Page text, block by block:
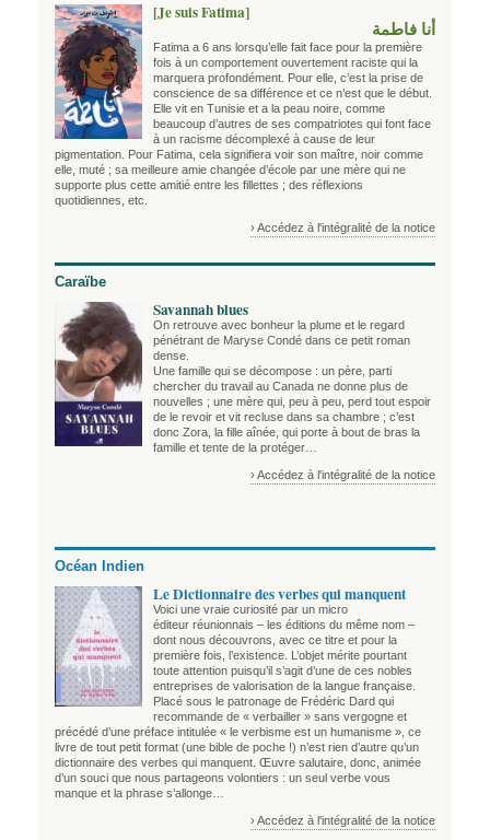
[Je suis Fatima]
أنا فاطمة
Fatima a 6 ans lorsqu’elle fait face pour la première
fois à un comportement ouvertement raciste qui la
marquera profondément. Pour elle, c’est la prise de
conscience de sa différence et ce n’est que le début.
Elle vit en Tunisie et a la peau noire, comme
beaucoup d’autres de ses compatriotes qui font face
à un racisme décomplexé à cause de leur
pigmentation. Pour Fatima, cela signifiera voir son maître, noir comme
elle, muté ; sa meilleure amie changée d’école par une mère qui ne
supporte plus cette amitié entre les fillettes ; des réflexions
quotidiennes, etc.
› Accédez à l'intégralité de la notice
Caraïbe
Savannah blues
On retrouve avec bonheur la plume et le regard
pénétrant de Maryse Condé dans ce petit roman
dense.
Une famille qui se décompose : un père, parti
chercher du travail au Canada ne donne plus de
nouvelles ; une mère qui, peu à peu, perd tout espoir
de le revoir et vit recluse dans sa chambre ; c’est
donc Zora, la fille aînée, qui porte à bout de bras la
famille et tente de la protéger…
› Accédez à l'intégralité de la notice
Océan Indien
Le Dictionnaire des verbes qui manquent
Voici une vraie curiosité par un micro
éditeur réunionnais – les éditions du même nom –
dont nous découvrons, avec ce titre et pour la
première fois, l’existence. L’objet mérite pourtant
toute attention puisqu’il s’agit d’une de ces nobles
entreprises de valorisation de la langue française.
Placé sous le patronage de Frédéric Dard qui
recommande de « verbailler » sans vergogne et
précédé d’une préface intitulée « le verbisme est un humanisme », ce
livre de tout petit format (une bible de poche !) n’est rien d’autre qu’un
dictionnaire des verbes qui manquent. Œuvre salutaire, donc, animée
d’un souci que nous partageons volontiers : un seul verbe vous
manque et la phrase s’allonge…
› Accédez à l'intégralité de la notice